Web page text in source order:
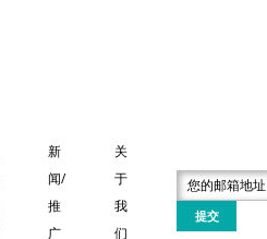
新
闻/
推
广
关
于
我
们
提交